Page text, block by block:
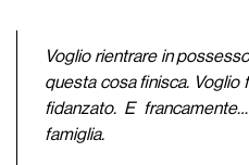
Voglio rientrare in
questa cosa finisca. Voglio
fidanzato. E
famiglia.